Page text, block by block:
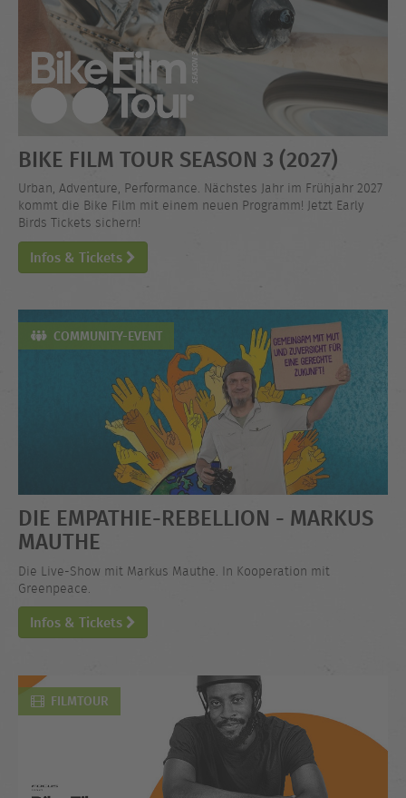
BIKE FILM TOUR SEASON 3 (2027)
Urban, Adventure, Performance. Nächstes Jahr im Frühjahr 2027
kommt die Bike Film mit einem neuen Programm! Jetzt Early
Birds Tickets sichern!
Infos & Tickets
COMMUNITY-EVENT
DIE EMPATHIE-REBELLION - MARKUS
MAUTHE
Die Live-Show mit Markus Mauthe. In Kooperation mit
Greenpeace.
Infos & Tickets
FILMTOUR